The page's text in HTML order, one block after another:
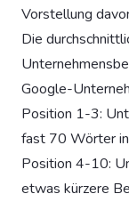
Vorstellung
Die
Google-
Position 1-3:
fast 70 Wörter in
Position 4-10:
etwas kürzere